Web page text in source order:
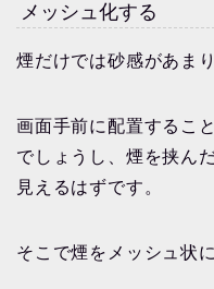
メッシュ化する
煙だけでは砂感があま
画面手前に配置するこ
でしょうし、煙を挟ん
見えるはずです。
そこで煙をメッシュ状に